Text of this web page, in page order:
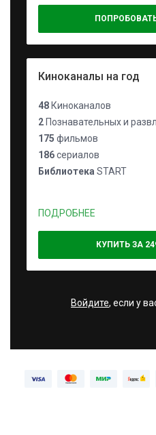
Киноканалы на год
48 Киноканалов
2 Познавательных и
175 фильмов
186сериалов
Библиотека START
ПОДРОБНЕЕ
Войдите, если у